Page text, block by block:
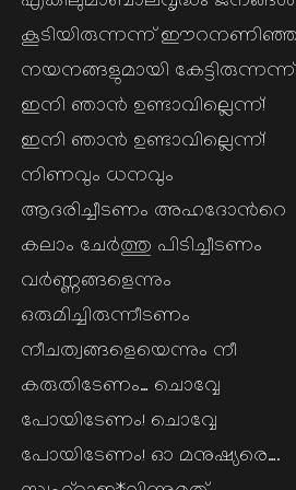
കൂടിയിരുന്നന്ന്
നയനങ്ങളുമായി കേട്ടിരുന്നന്ന്
ഇനി ഞാന്‍ ഉണ്ടാവില്ലെന്ന്!
ഇനി ഞാന്‍ ഉണ്ടാവില്ലെന്ന്!
നിണവും ധനവും
ആദരിച്ചീടണം അഹദോന്‍റെ
കലാം ചേര്‍ത്തു പിടിച്ചീടണം
വര്‍ണ്ണങ്ങളെന്നും
ഒരുമിച്ചിരുന്നീടണം
നീചത്വങ്ങളെയെന്നും നീ
കരുതിടേണം… ചൊവ്വേ
പോയിടേണം! ചൊവ്വേ
പോയിടേണം! ഓ മനുഷ്യരെ….